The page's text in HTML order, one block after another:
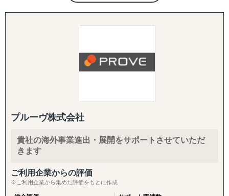
Visalはレポート提出だけではなく現地での実行、アドバイ
■サービス概要
株式会社Visalは、ASEAN地域、特にインドネシアを中心
としたビジネス展開を目指す企業に対し、現地調査、視
現地特化型の実践的なサービスを提供しています。
当社が持つ強固な現地ネットワークと日本人プロジェクト
チームの専門知識を駆使し、机上の検討を超えた「現場実
プルーヴ株式会社
貴社の海外事業進出・展開をサポートさせていただ
きます
ご利用企業からの評価
※ご利用企業から集めた評価をもとに作成